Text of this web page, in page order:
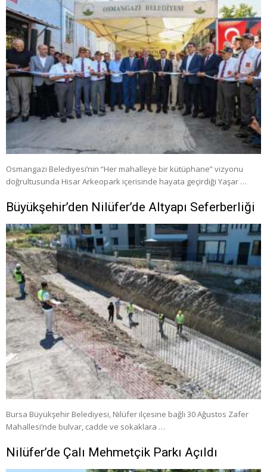
Osmangazi Belediyesi’nin “Her mahalleye bir kütüphane” vizyonu
doğrultusunda Hisar Arkeopark içerisinde hayata geçirdiği Yaşar …
Büyükşehir’den Nilüfer’de Altyapı Seferberliği
Bursa Büyükşehir Belediyesi, Nilüfer ilçesine bağlı 30 Ağustos Zafer
Mahallesi’nde bulvar, cadde ve sokaklara …
Nilüfer’de Çalı Mehmetçik Parkı Açıldı